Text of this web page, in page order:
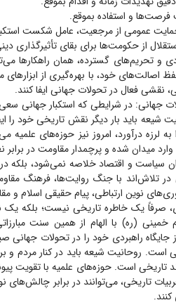
و تحریم‌های گسترده، همان راهکار‌ها
اصالت‌های خود، با بهره‌گیری از
نقشی فعال در تحولات جهانی ایفا کنند.
جهانی: در شرایطی که استکبار جهانی
شیعه باید بار دیگر نقش تاریخی خود را
لرزه درآورد، امروز نیز حوزه‌های علمیه
وارد میدان شده و پرچمدار مقاومت در
سیاست و اقتصاد خلاصه نمی‌شود،
در تلاش‌اند با جنگ روایت‌ها، فرهنگ
نوین ارتباطی، پیام حقیقی اسلام و
صرفاً یک خاطره تاریخی نیست؛ بلکه یک
(ره) با الهام از همین سنت
جایگاه راهبردی خود را در تحولات
روحانیت شیعه باید در کنار مردم و
تاریخی است. حوزه‌های علمیه با تقویت
تاریخی، می‌توانند در برابر چالش‌های